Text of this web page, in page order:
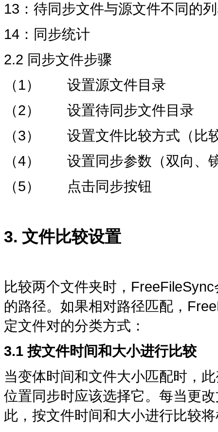
13：待同步文件与源文件不同的
14：同步统计
2.2 同步文件步骤
（1） 设置源文件目录
（2） 设置待同步文件目录
（3） 设置文件比较方式（比
（4） 设置同步参数（双向、
（5） 点击同步按钮
3. 文件比较设置
比较两个文件夹时，
的路径。如果相对路径匹配，
定文件对的分类方式：
3.1 按文件时间和大小进行比较
当变体时间和文件大小匹配时，
位置同步时应该选择它。每当更
此，按文件时间和大小进行比较